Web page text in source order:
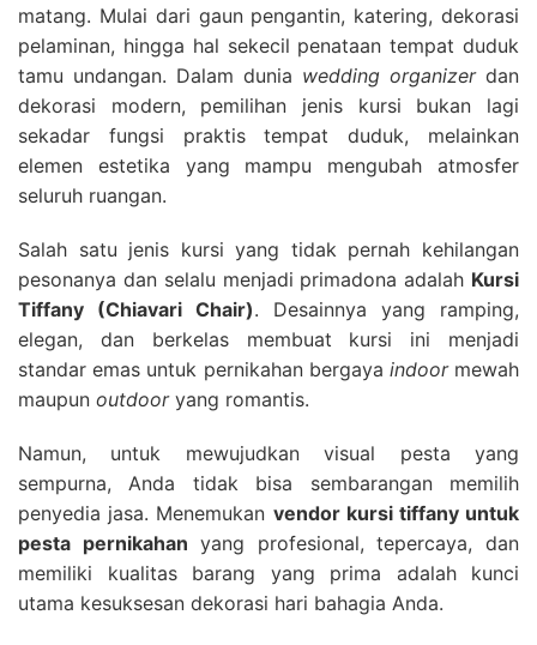
matang. Mulai dari gaun pengantin, katering, dekorasi
pelaminan, hingga hal sekecil penataan tempat duduk
tamu undangan. Dalam dunia wedding organizerdan
dekorasi modern, pemilihan jenis kursi bukan lagi
sekadar fungsi praktis tempat duduk, melainkan
elemen estetika yang mampu mengubah atmosfer
seluruh ruangan.
Salah satu jenis kursi yang tidak pernah kehilangan
pesonanya dan selalu menjadi primadona adalah Kursi
Tiffany (Chiavari Chair). Desainnya yang ramping,
elegan, dan berkelas membuat kursi ini menjadi
standar emas untuk pernikahan bergaya indoormewah
maupun outdooryang romantis.
Namun, untuk mewujudkan visual pesta yang
sempurna, Anda tidak bisa sembarangan memilih
penyedia jasa. Menemukan vendor kursi tiffany untuk
pesta pernikahan yang profesional, tepercaya, dan
memiliki kualitas barang yang prima adalah kunci
utama kesuksesan dekorasi hari bahagia Anda.